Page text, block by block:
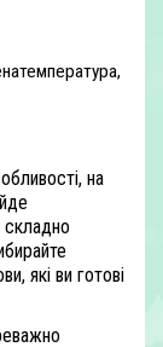
на
які ви готові